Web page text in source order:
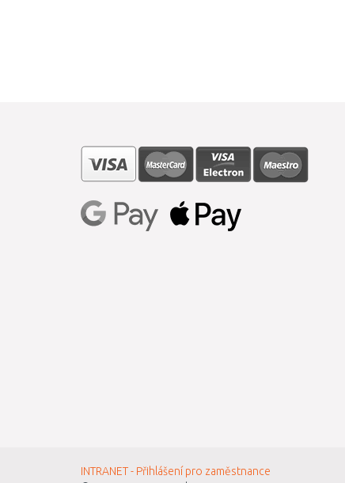
INTRANET - Přihlášení pro zaměstnance